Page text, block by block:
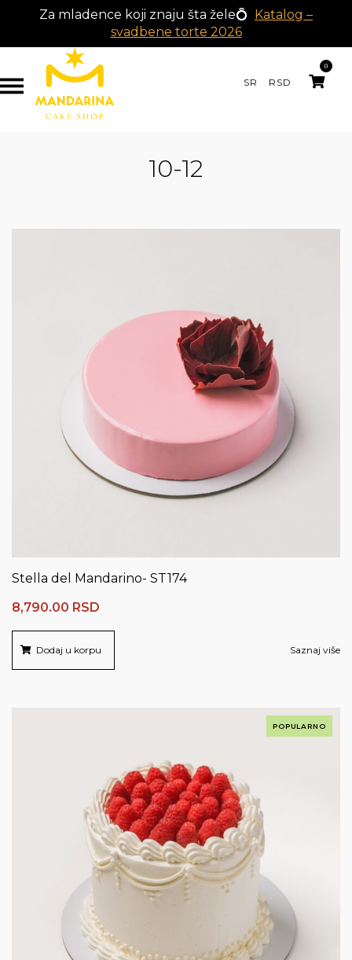
Za mladence koji znaju šta žele💍 Katalog –
svadbene torte 2026
SR RSD
0
10-12
Stella del Mandarino- ST174
8,790.00 RSD
Dodaj u korpu Saznaj više
POPULARNO